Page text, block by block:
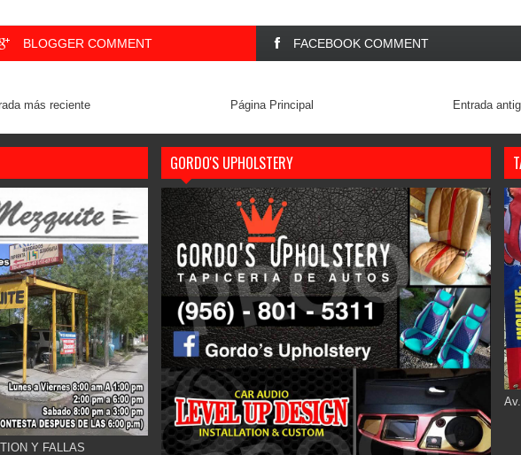
BLOGGER COMMENT FACEBOOK COMMENT
más reciente Entrada
Página Principal
Y FALLAS
GORDO'S UPHOLSTERY